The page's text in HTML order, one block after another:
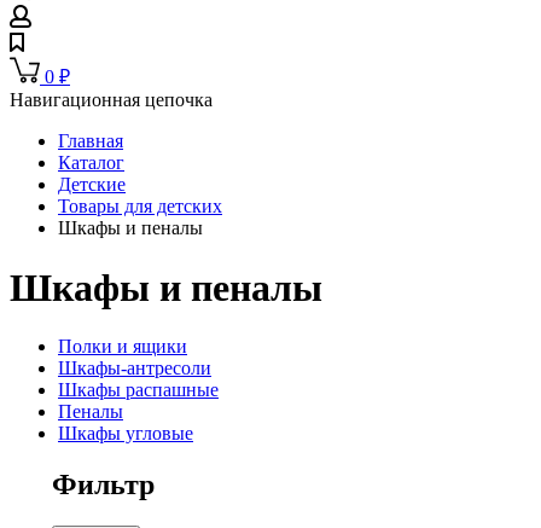
0 ₽
Навигационная цепочка
Главная
Каталог
Детские
Товары для детских
Шкафы и пеналы
Шкафы и пеналы
Полки и ящики
Шкафы-антресоли
Шкафы распашные
Пеналы
Шкафы угловые
Фильтр